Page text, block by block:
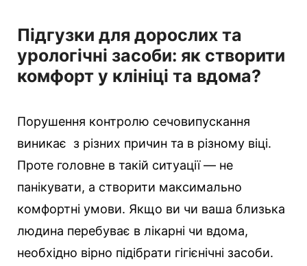
Підгузки для дорослих та
урологічні засоби: як створити
комфорт у клініці та вдома?
Порушення контролю сечовипускання
виникає з різних причин та в різному віці.
Проте головне в такій ситуації — не
панікувати, а створити максимально
комфортні умови. Якщо ви чи ваша близька
людина перебуває в лікарні чи вдома,
необхідно вірно підібрати гігієнічні засоби.